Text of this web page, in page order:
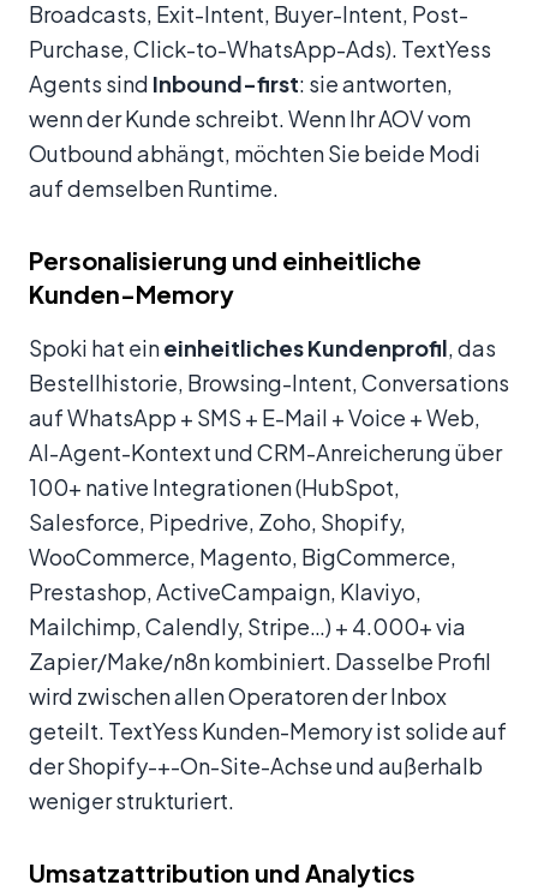
Broadcasts, Exit-Intent, Buyer-Intent, Post-
Purchase, Click-to-WhatsApp-Ads). TextYess
Agents sind Inbound-first: sie antworten,
wenn der Kunde schreibt. Wenn Ihr AOV vom
Outbound abhängt, möchten Sie beide Modi
auf demselben Runtime.
Personalisierung und einheitliche
Kunden-Memory
Spoki hat eineinheitliches Kundenprofil, das
Bestellhistorie, Browsing-Intent, Conversations
auf WhatsApp + SMS + E-Mail + Voice + Web,
AI-Agent-Kontext und CRM-Anreicherung über
100+ native Integrationen (HubSpot,
Salesforce, Pipedrive, Zoho, Shopify,
WooCommerce, Magento, BigCommerce,
Prestashop, ActiveCampaign, Klaviyo,
Mailchimp, Calendly, Stripe…) + 4.000+ via
Zapier/Make/n8n kombiniert. Dasselbe Profil
wird zwischen allen Operatoren der Inbox
geteilt. TextYess Kunden-Memory ist solide auf
der Shopify-+-On-Site-Achse und außerhalb
weniger strukturiert.
Umsatzattribution und Analytics